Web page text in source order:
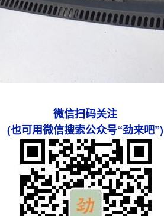
微信扫码关注
(也可用微信搜索公众号“劲来吧”)